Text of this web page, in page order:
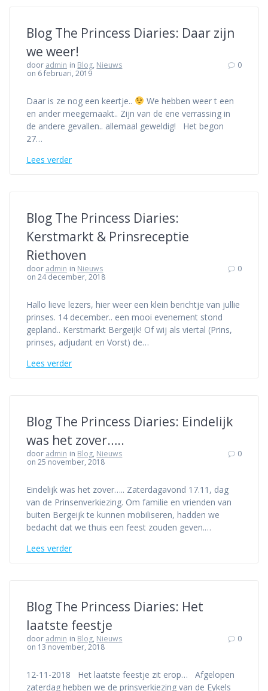
Blog The Princess Diaries: Daar zijn
we weer!
door admin in Blog, Nieuws
on 6 februari, 2019
0
Daar is ze nog een keertje..
We hebben weer t een
en ander meegemaakt.. Zijn van de ene verrassing in
de andere gevallen.. allemaal geweldig! Het begon
27…
Lees verder
Blog The Princess Diaries:
Kerstmarkt & Prinsreceptie
Riethoven
door admin in Nieuws
on 24 december, 2018
0
Hallo lieve lezers, hier weer een klein berichtje van jullie
prinses. 14 december.. een mooi evenement stond
gepland.. Kerstmarkt Bergeijk! Of wij als viertal (Prins,
prinses, adjudant en Vorst) de…
Lees verder
Blog The Princess Diaries: Eindelijk
was het zover…..
door admin in Blog, Nieuws
on 25 november, 2018
0
Eindelijk was het zover….. Zaterdagavond 17.11, dag
van de Prinsenverkiezing. Om familie en vrienden van
buiten Bergeijk te kunnen mobiliseren, hadden we
bedacht dat we thuis een feest zouden geven.…
Lees verder
Blog The Princess Diaries: Het
laatste feestje
door admin in Blog, Nieuws
on 13 november, 2018
0
12-11-2018 Het laatste feestje zit erop… Afgelopen
zaterdag hebben we de prinsverkiezing van de Eykels